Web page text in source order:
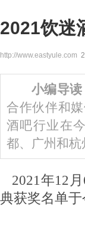
2021饮迷
http://www.eastyule.com
小编导读
合作伙伴和
酒吧行业在
都、广州和
2021年12
典获奖名单于